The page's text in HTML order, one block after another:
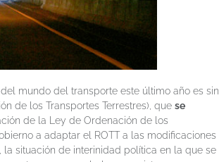
mundo del transporte este último año es sin
de los Transportes Terrestres), quese
de la Ley de Ordenación de los
a adaptar el ROTT a las modificaciones
situación de interinidad política en la que se